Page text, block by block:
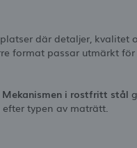
där detaljer, kvalitet
format passar utmärkt
Mekanismen i rostfritt stål
typen av maträtt.